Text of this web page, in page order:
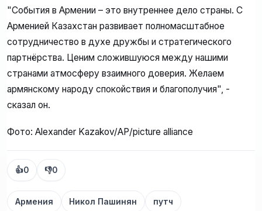
"События в Армении – это внутреннее дело страны. С
Арменией Казахстан развивает полномасштабное
сотрудничество в духе дружбы и стратегического
партнёрства. Ценим сложившуюся между нашими
странами атмосферу взаимного доверия. Желаем
армянскому народу спокойствия и благополучия", -
сказал он.
Фото: Alexander Kazakov/AP/picture alliance
👍0 👎0
Армения Никол Пашинян путч